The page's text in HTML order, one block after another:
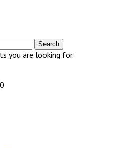
Search
you are looking for.